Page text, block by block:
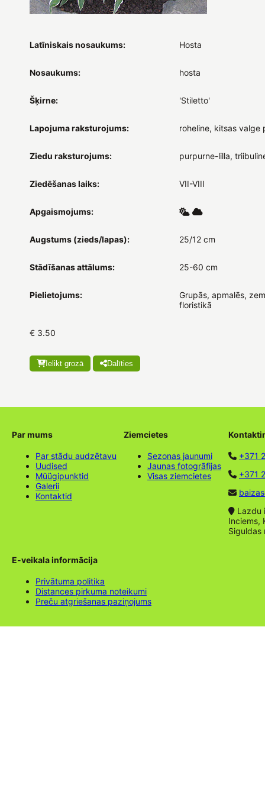
Latīniskais nosaukums: Hosta
Nosaukums: hosta
Šķirne: 'Stiletto'
Lapojuma raksturojums: roheline, kitsas valge
Ziedu raksturojums: purpurne-lilla,
Ziedēšanas laiks: VII-VIII
Apgaismojums:
Augstums (zieds/lapas): 25/12 cm
Stādīšanas attālums: 25-60 cm
Pielietojums:
Grupās, apmalēs,
floristikā
€ 3.50
Ielikt grozā Dalīties
Par mums
Par stādu audzētavu
Uudised
Müügipunktid
Galerii
Kontaktid
Ziemcietes
Sezonas jaunumi
Jaunas fotogrāfijas
Visas ziemcietes
+371
+371
Lazdu
Inciems,
Siguldas
E-veikala informācija
Privātuma politika
Distances pirkuma noteikumi
Preču atgriešanas paziņojums